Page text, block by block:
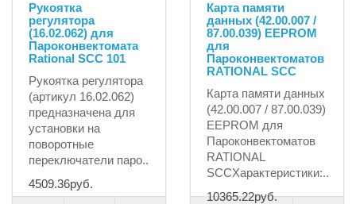
Рукоятка
регулятора
(16.02.062) для
Пароконвектомата
Rational SCC 101
Рукоятка регулятора
(артикул 16.02.062)
предназначена для
установки на
поворотные
переключатели паро..
4509.36руб.
Карта памяти
данных (42.00.007 /
87.00.039) EEPROM
для
Пароконвектоматов
RATIONAL SCC
Карта памяти данных
(42.00.007 / 87.00.039)
EEPROM для
Пароконвектоматов
RATIONAL
SCCХарактеристики:..
10365.22руб.